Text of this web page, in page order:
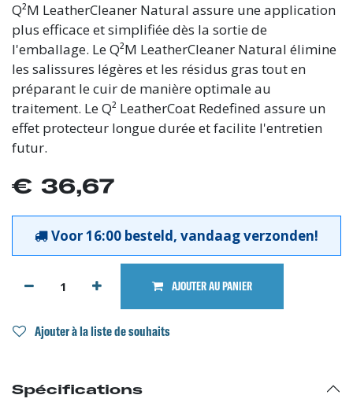
Q²M LeatherCleaner Natural assure une application
plus efficace et simplifiée dès la sortie de
l'emballage. Le Q²M LeatherCleaner Natural élimine
les salissures légères et les résidus gras tout en
préparant le cuir de manière optimale au
traitement. Le Q² LeatherCoat Redefined assure un
effet protecteur longue durée et facilite l'entretien
futur.
€ 36,67
Voor 16:00 besteld, vandaag verzonden!
AJOUTER AU PANIER
Ajouter à la liste de souhaits
Spécifications